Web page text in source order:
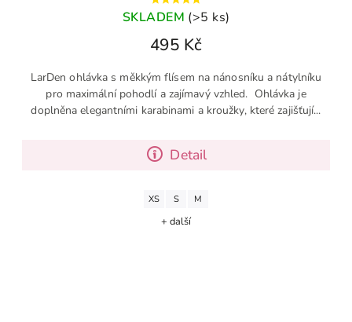
SKLADEM (>5 ks)
495 Kč
Detail
LarDen ohlávka s měkkým flísem na nánosníku a nátylníku
pro maximální pohodlí a zajímavý vzhled. Ohlávka je
doplněna elegantními karabinami a kroužky, které zajišťují...
XS S M
+ další